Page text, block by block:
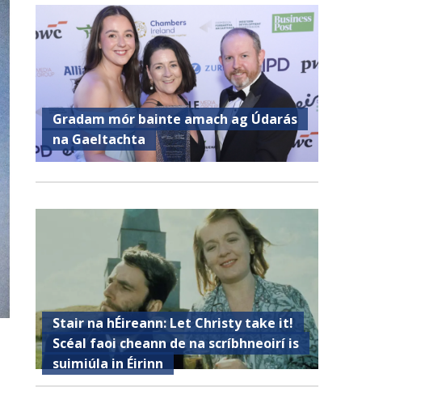
Gradam mór bainte amach ag Údarás
na Gaeltachta
Stair na hÉireann: Let Christy take it!
Scéal faoi cheann de na scríbhneoirí is
suimiúla in Éirinn